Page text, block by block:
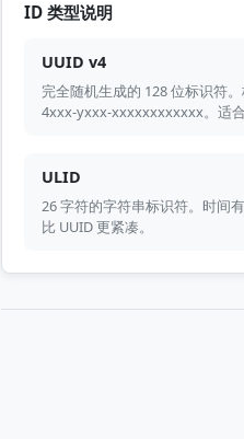
ID 类型说明
UUID v4
完全随机生成的 128 位标识符
4xxx-yxxx-xxxxxxxxxxxx。适合
ULID
26 字符的字符串标识符。时间
比 UUID 更紧凑。